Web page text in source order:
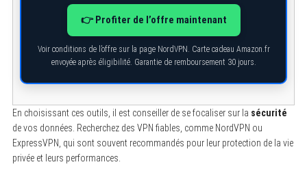
👉 Profiter de l’offre maintenant
Voir conditions de l’offre sur la page NordVPN. Carte cadeau Amazon.fr
envoyée après éligibilité. Garantie de remboursement 30 jours.
En choisissant ces outils, il est conseiller de se focaliser sur la sécurité
de vos données. Recherchez des VPN fiables, comme NordVPN ou
ExpressVPN, qui sont souvent recommandés pour leur protection de la vie
privée et leurs performances.